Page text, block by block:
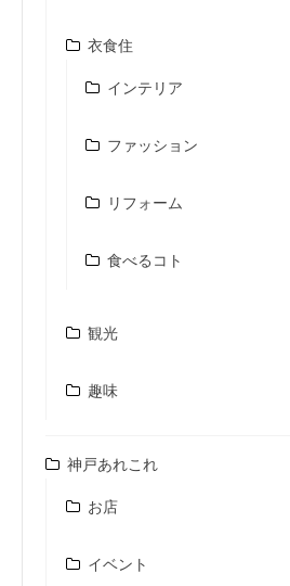
衣食住
インテリア
ファッション
リフォーム
食べるコト
観光
趣味
神戸あれこれ
お店
イベント